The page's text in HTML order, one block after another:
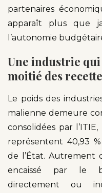
partenaires
apparaît plus que
l’autonomie
Une industrie
moitié des
Le poids des
malienne demeure
consolidées par
représentent 40,93
de l’État. Autrement
encaissé par le
directement ou